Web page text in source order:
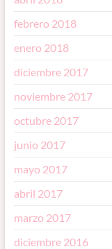
febrero 2018
enero 2018
diciembre 2017
noviembre 2017
octubre 2017
junio 2017
mayo 2017
abril 2017
marzo 2017
diciembre 2016